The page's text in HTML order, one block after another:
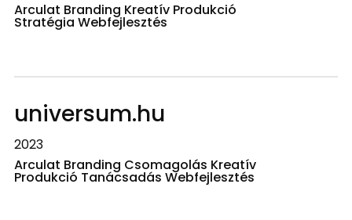
Arculat Branding Kreatív Produkció
Stratégia Webfejlesztés
universum.hu
2023
Arculat Branding Csomagolás Kreatív
Produkció Tanácsadás Webfejlesztés